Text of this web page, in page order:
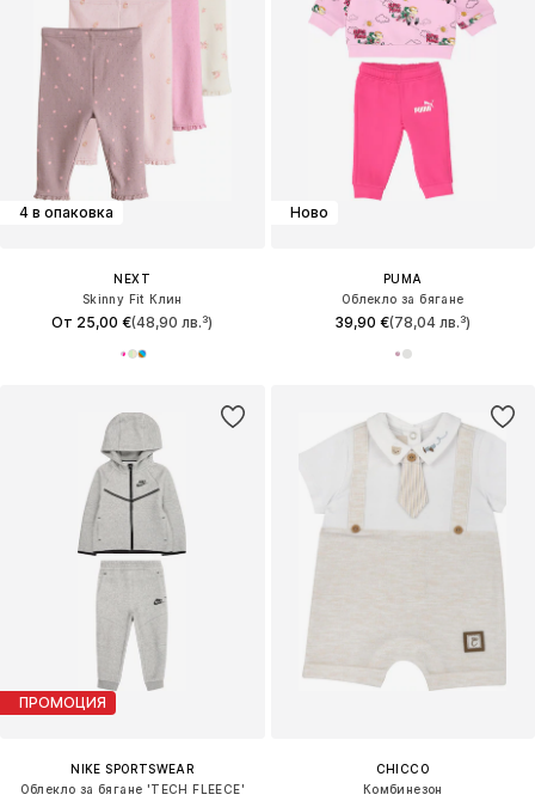
4 в опаковка
NEXT
Skinny Fit Клин
От 25,00 €(48,90 лв.³)
Ново
PUMA
Облекло за бягане
39,90 €(78,04 лв.³)
ПРОМОЦИЯ
NIKE SPORTSWEAR
Облекло за бягане 'TECH FLEECE'
CHICCO
Комбинезон